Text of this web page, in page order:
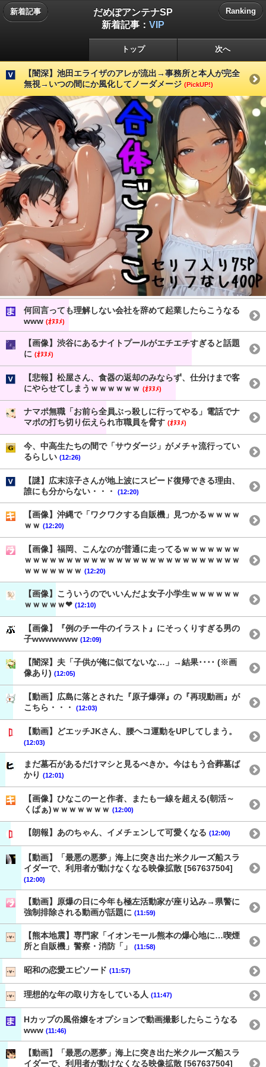
新着記事
だめぽアンテナSP
新着記事： VIP
Ranking
トップ 次へ
【闇深】池田エライザのアレが流出→事務所と本人が完全
無視→いつの間にか風化してノーダメージ (PickUP!)
何回言っても理解しない会社を辞めて起業したらこうなる
www (ｵﾇﾇﾒ)
【画像】渋谷にあるナイトプールがエチエチすぎると話題
に (ｵﾇﾇﾒ)
【悲報】松屋さん、食器の返却のみならず、仕分けまで客
にやらせてしまうｗｗｗｗｗｗ (ｵﾇﾇﾒ)
ナマポ無職「お前ら全員ぶっ殺しに行ってやる」電話でナ
マポの打ち切り伝えられ市職員を脅す (ｵﾇﾇﾒ)
今、中高生たちの間で「サウダージ」がメチャ流行ってい
るらしい (12:26)
【謎】広末涼子さんが地上波にスピード復帰できる理由、
誰にも分からない・・・
(12:20)
【画像】沖縄で「ワクワクする自販機」見つかるｗｗｗｗ
ｗｗ (12:20)
【画像】福岡、こんなのが普通に走ってるｗｗｗｗｗｗｗ
ｗｗｗｗｗｗｗｗｗｗｗｗｗｗｗｗｗｗｗｗｗｗｗｗｗｗ
ｗｗｗｗｗｗｗ (12:20)
【画像】こういうのでいいんだよ女子小学生ｗｗｗｗｗｗ
ｗｗｗｗｗ❤ (12:10)
【画像】『例のチー牛のイラスト』にそっくりすぎる男の
子wwwwwww (12:09)
【闇深】夫「子供が俺に似てないな…」→結果････ (※画
像あり) (12:05)
【動画】広島に落とされた『原子爆弾』の『再現動画』が
こちら・・・
(12:03)
【動画】どエッチJKさん、腰ヘコ運動をUPしてしまう。
(12:03)
まだ墓石があるだけマシと見るべきか。今はもう合葬墓ば
かり (12:01)
【画像】ひなこのーと作者、またも一線を超える(朝活～
くぱぁ)ｗｗｗｗｗｗｗ (12:00)
【朗報】あのちゃん、イメチェンして可愛くなる (12:00)
【動画】「最悪の悪夢」海上に突き出た米クルーズ船スラ
イダーで、利用者が動けなくなる映像拡散 [567637504]
(12:00)
【動画】原爆の日に今年も極左活動家が座り込み→県警に
強制排除される動画が話題に (11:59)
【熊本地震】専門家「イオンモール熊本の爆心地に…喫煙
所と自販機」警察・消防「」
(11:58)
昭和の恋愛エピソード (11:57)
理想的な年の取り方をしている人 (11:47)
Hカップの風俗嬢をオプションで動画撮影したらこうなる
www (11:46)
【動画】「最悪の悪夢」海上に突き出た米クルーズ船スラ
イダーで、利用者が動けなくなる映像拡散 [567637504]